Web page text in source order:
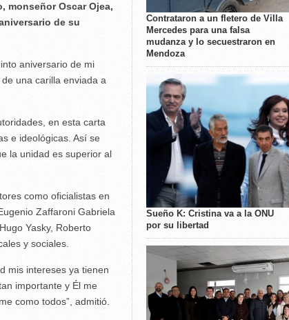
monseñor Oscar Ojea,
de su
aniversario de mi
una carilla enviada a
en esta carta
e ideológicas. Así se
la unidad es superior al
como oficialistas en
Zaffaroni Gabriela
Yasky, Roberto
y sociales.
mis intereses ya tienen
importante y Él me
como todos”, admitió.
Contrataron a un fletero de Villa
Mercedes para una falsa
mudanza y lo secuestraron en
Mendoza
Sueño K: Cristina va a la ONU
por su libertad